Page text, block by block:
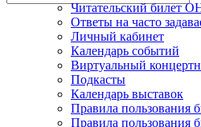
Читательский билет
Ответы на часто
Личный кабинет
Календарь событий
Виртуальный
Подкасты
Календарь выставок
Правила пользования
Правила пользования